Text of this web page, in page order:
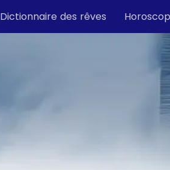
Dictionnaire des rêves